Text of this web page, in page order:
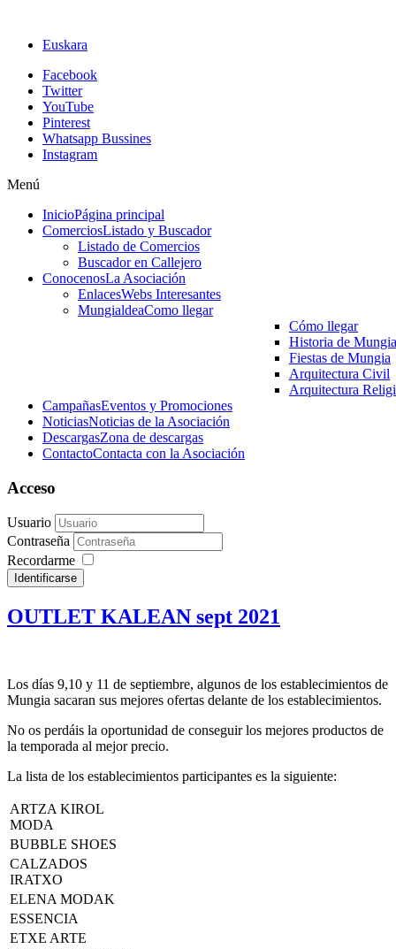
Euskara
Facebook
Twitter
YouTube
Pinterest
Whatsapp Bussines
Instagram
Menú
InicioPágina principal
ComerciosListado y Buscador
Listado de Comercios
Buscador en Callejero
ConocenosLa Asociación
EnlacesWebs Interesantes
MungialdeaComo llegar
Cómo llegar
Historia de Mungia
Fiestas de Mungia
Arquitectura Civil
Arquitectura
CampañasEventos y Promociones
NoticiasNoticias de la Asociación
DescargasZona de descargas
ContactoContacta con la Asociación
Acceso
Usuario
Contraseña
Recordarme
Identificarse
OUTLET KALEAN sept 2021
Los días 9,10 y 11 de septiembre, algunos de los establecimientos de
Mungia sacaran sus mejores ofertas delante de los establecimientos.
No os perdáis la oportunidad de conseguir los mejores productos de
la temporada al mejor precio.
La lista de los establecimientos participantes es la siguiente:
ARTZA KIROL
MODA
BUBBLE SHOES
CALZADOS
IRATXO
ELENA MODAK
ESSENCIA
ETXE ARTE